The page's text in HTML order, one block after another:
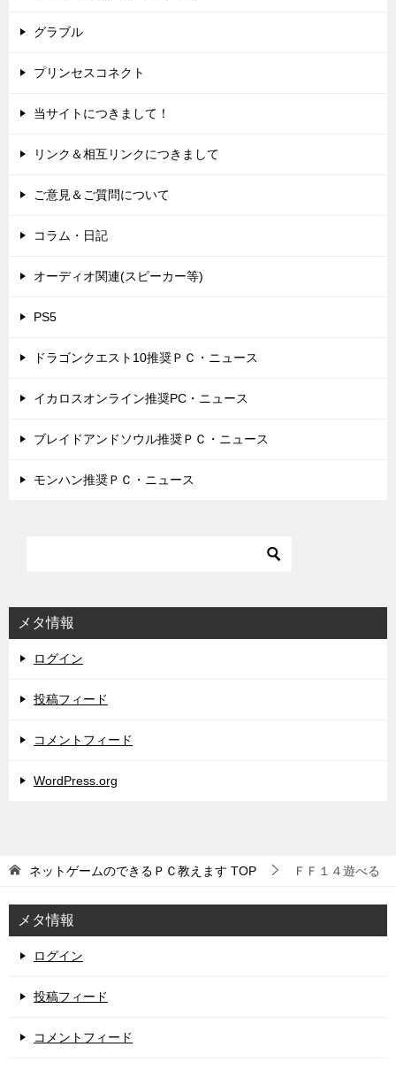
グラブル
プリンセスコネクト
当サイトにつきまして！
リンク＆相互リンクにつきまして
ご意見＆ご質問について
コラム・日記
オーディオ関連(スピーカー等)
PS5
ドラゴンクエスト10推奨ＰＣ・ニュース
イカロスオンライン推奨PC・ニュース
ブレイドアンドソウル推奨ＰＣ・ニュース
モンハン推奨ＰＣ・ニュース
メタ情報
ログイン
投稿フィード
コメントフィード
WordPress.org
ネットゲームのできるＰＣ教えます TOP ＦＦ１４遊べる
メタ情報
ログイン
投稿フィード
コメントフィード